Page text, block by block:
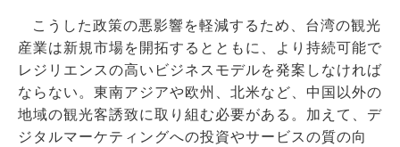
こうした政策の悪影響を軽減するため、台湾の観光
産業は新規市場を開拓するとともに、より持続可能で
レジリエンスの高いビジネスモデルを発案しなければ
ならない。東南アジアや欧州、北米など、中国以外の
地域の観光客誘致に取り組む必要がある。加えて、デ
ジタルマーケティングへの投資やサービスの質の向